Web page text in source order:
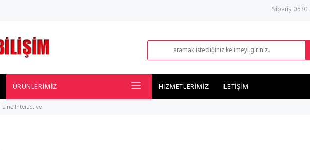
Sipariş
ÜRÜNLERİMİZ HİZMETLERİMİZ İLETİŞİM
Line Interactive